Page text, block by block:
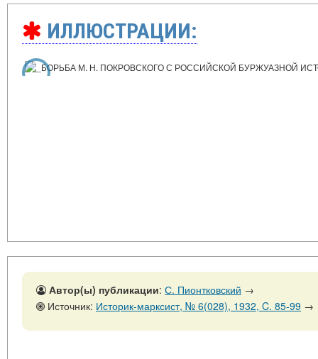
ИЛЛЮСТРАЦИИ:
Автор(ы) публикации: С. Пионтковский →
Источник: Историк-марксист, № 6(028), 1932, C. 85-99 →